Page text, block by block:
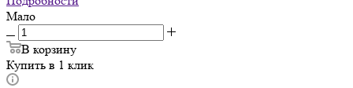
Мало
В корзину
Купить в 1 клик